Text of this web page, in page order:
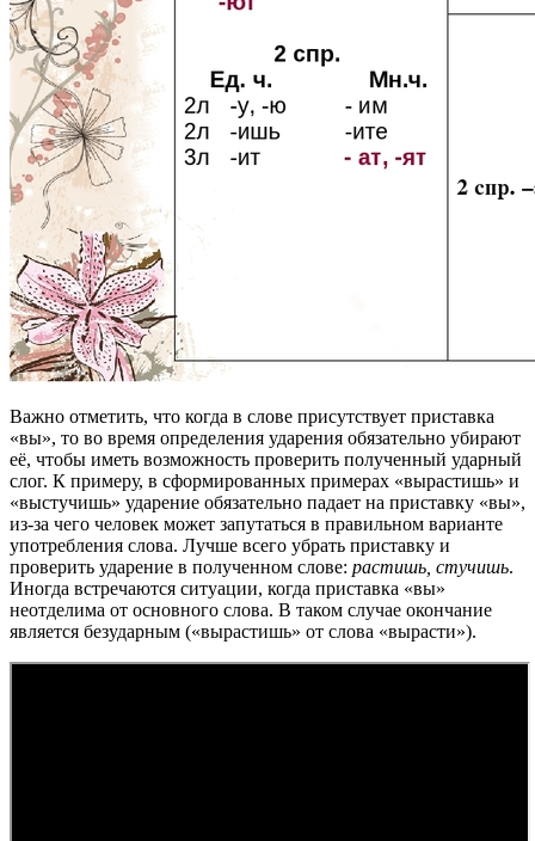
Важно отметить, что когда в слове присутствует приставка
«вы», то во время определения ударения обязательно убирают
её, чтобы иметь возможность проверить полученный ударный
слог. К примеру, в сформированных примерах «вырастишь» и
«выстучишь» ударение обязательно падает на приставку «вы»,
из-за чего человек может запутаться в правильном варианте
употребления слова. Лучше всего убрать приставку и
проверить ударение в полученном слове: растишь, стучишь.
Иногда встречаются ситуации, когда приставка «вы»
неотделима от основного слова. В таком случае окончание
является безударным («вырастишь» от слова «вырасти»).